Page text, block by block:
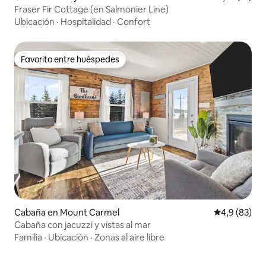
Fraser Fir Cottage (en Salmonier Line)
Ubicación · Hospitalidad · Confort
Favorito entre huéspedes
Favorito entre huéspedes
Cabaña en Mount Carmel Calificación
4,9 (83)
Cabaña con jacuzzi y vistas al mar
Familia · Ubicación · Zonas al aire libre